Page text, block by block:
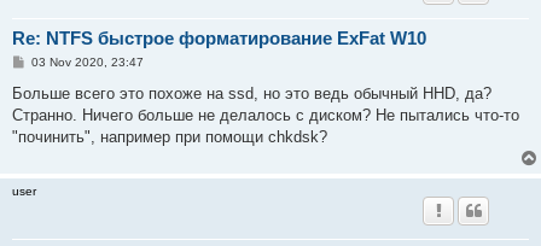
Re: NTFS быстрое форматирование ExFat W10
P
s
03 Nov 2020, 23:47
Больше всего это похоже на ssd, но это ведь обычный HHD, да?
Странно. Ничего больше не делалось с диском? Не пытались что-то
"починить", например при помощи chkdsk?
user